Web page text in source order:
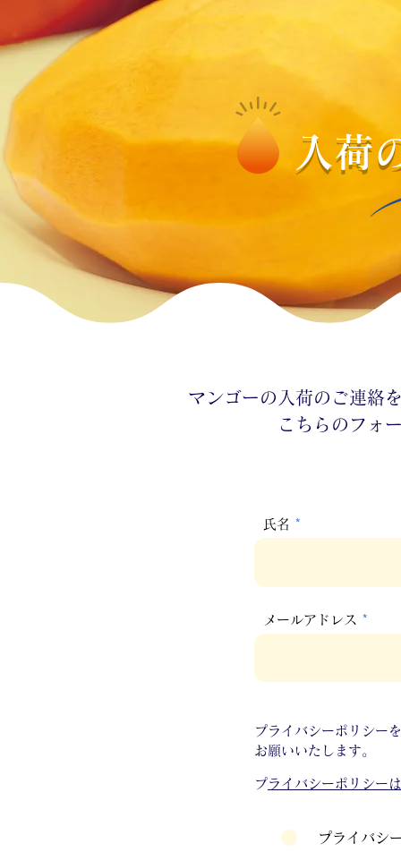
入荷
​マンゴーの 入荷のご連絡
こちらのフォ
氏名
メールアドレス
プライバシーポリシー
お願いいたします。
​プライバシーポリシー
プライバシ